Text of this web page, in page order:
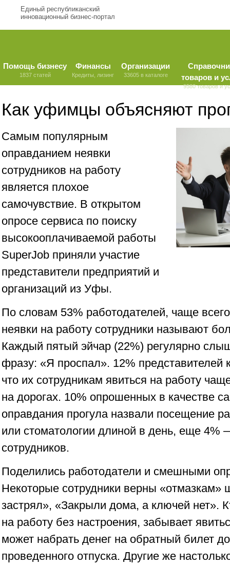
Единый республиканский
инновационный бизнес-портал
Помощь бизнесу
1837 статей
Финансы
Кредиты, лизинг
Организации
33605 в каталоге
товаров и
9580 товаров и
Как уфимцы объясняют
Самым популярным
оправданием неявки
сотрудников на работу
является плохое
самочувствие. В открытом
опросе сервиса по поиску
высокооплачиваемой работы
SuperJob приняли участие
представители предприятий и
организаций из Уфы.
По словам 53% работодателей, чаще
неявки на работу сотрудники называют
Каждый пятый эйчар (22%) регулярно
фразу: «Я проспал». 12% представителей
что их сотрудникам явиться на работу
на дорогах. 10% опрошенных в качестве
оправдания прогула назвали посещение
или стоматологии длиной в день, еще 4%
сотрудников.
Поделились работодатели и смешными
Некоторые сотрудники верны
застрял», «Закрыли дома, а ключей нет».
на работу без настроения, забывает
может набрать денег на обратный билет
проведенного отпуска. Другие же